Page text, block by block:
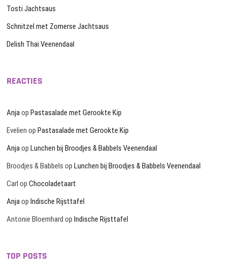
Tosti Jachtsaus
Schnitzel met Zomerse Jachtsaus
Delish Thai Veenendaal
REACTIES
AnjaopPastasalade met Gerookte Kip
Evelien opPastasalade met Gerookte Kip
AnjaopLunchen bij Broodjes & Babbels Veenendaal
Broodjes & Babbels opLunchen bij Broodjes & Babbels Veenendaal
Carl opChocoladetaart
AnjaopIndische Rijsttafel
Antonie Bloemhard opIndische Rijsttafel
TOP POSTS